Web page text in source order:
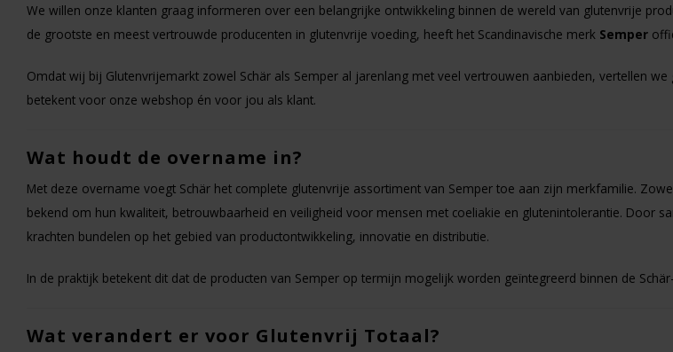
We willen onze klanten graag informeren over een belangrijke ontwikkeling binnen de wereld van glutenvrije
de grootste en meest vertrouwde producenten in glutenvrije voeding, heeft het Scandinavische merk Semper
Omdat wij bij Glutenvrijemarkt zowel Schär als Semper al jarenlang met veel vertrouwen aanbieden, vertellen
betekent voor onze webshop én voor jou als klant.
Wat houdt de overname in?
Met deze overname voegt Schär het complete glutenvrije assortiment van Semper toe aan zijn merkfamilie.
bekend om hun kwaliteit, betrouwbaarheid en veiligheid voor mensen met coeliakie en glutenintolerantie. Door
krachten bundelen op het gebied van productontwikkeling, innovatie en distributie.
In de praktijk betekent dit dat de producten van Semper op termijn mogelijk worden geïntegreerd binnen de
Wat verandert er voor Glutenvrij Totaal?